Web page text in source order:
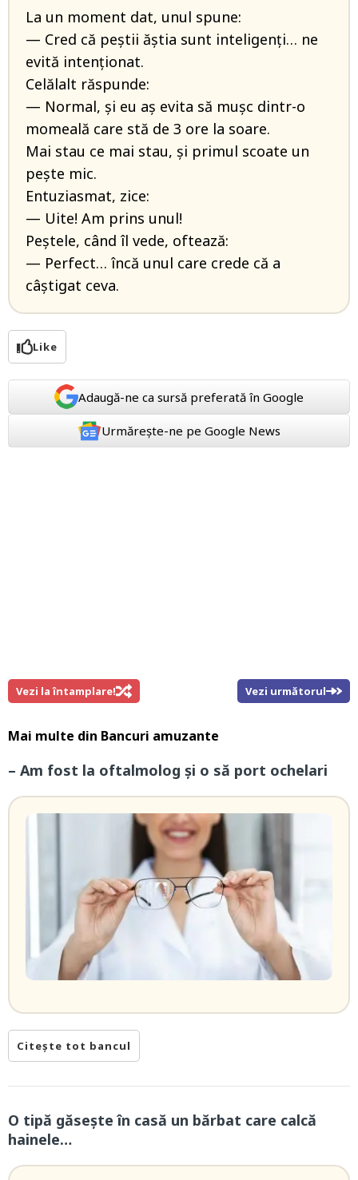
La un moment dat, unul spune:
— Cred că peștii ăștia sunt inteligenți… ne
evită intenționat.
Celălalt răspunde:
— Normal, și eu aș evita să mușc dintr-o
momeală care stă de 3 ore la soare.
Mai stau ce mai stau, și primul scoate un
pește mic.
Entuziasmat, zice:
— Uite! Am prins unul!
Peștele, când îl vede, oftează:
— Perfect… încă unul care crede că a
câștigat ceva.
Like
Adaugă-ne ca sursă preferată în Google
Urmărește-ne pe Google News
Vezi la întamplare! Vezi următorul
Mai multe din Bancuri amuzante
– Am fost la oftalmolog și o să port ochelari
Citește tot bancul
O tipă găsește în casă un bărbat care calcă
hainele…